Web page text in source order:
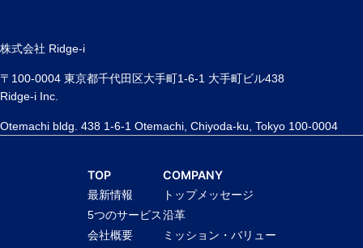
株式会社 Ridge-i
〒100-0004 東京都千代田区大手町1-6-1 大手町ビル438
Ridge-i Inc.
Otemachi bldg. 438 1-6-1 Otemachi, Chiyoda-ku, Tokyo 100-0004
TOP
最新情報
5つのサービス
会社概要
COMPANY
トップメッセージ
沿革
ミッション・バリュー